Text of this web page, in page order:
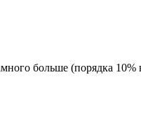
больше (порядка